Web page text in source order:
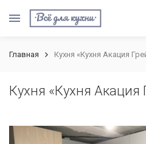
Главная Кухня «Кухня Акация
Кухня «Кухня Акация